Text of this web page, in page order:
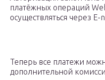
платёжных операций
осуществляться через E-
Теперь все платежи
дополнительной